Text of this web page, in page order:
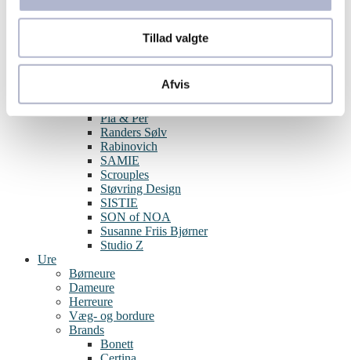
Tillad valgte
Afvis
L&G
Lund Copenhagen
Nordahl Jewellery
Pernille Corydon
Per Borup
Pia & Per
Randers Sølv
Rabinovich
SAMIE
Scrouples
Støvring Design
SISTIE
SON of NOA
Susanne Friis Bjørner
Studio Z
Ure
Børneure
Dameure
Herreure
Væg- og bordure
Brands
Bonett